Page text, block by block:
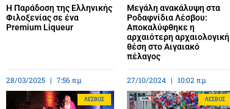
Η Παράδοση της Ελληνικής
Φιλοξενίας σε ένα
Premium Liqueur
28/03/2025 7:56 πμ
Μεγάλη ανακάλυψη στα
Ροδαφνίδια Λέσβου:
Αποκαλύφθηκε η
αρχαιότερη αρχαιολογική
θέση στο Αιγαιακό
πέλαγος
27/10/2024 10:02 πμ
ΛΈΣΒΟΣ ΛΈΣΒΟΣ